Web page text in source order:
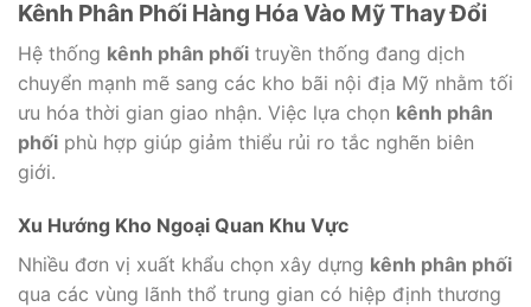
Kênh Phân Phối Hàng Hóa Vào Mỹ Thay Đổi
Hệ thống kênh phân phối truyền thống đang dịch
chuyển mạnh mẽ sang các kho bãi nội địa Mỹ nhằm tối
ưu hóa thời gian giao nhận. Việc lựa chọn kênh phân
phối phù hợp giúp giảm thiểu rủi ro tắc nghẽn biên
giới.
Xu Hướng Kho Ngoại Quan Khu Vực
Nhiều đơn vị xuất khẩu chọn xây dựng kênh phân phối
qua các vùng lãnh thổ trung gian có hiệp định thương